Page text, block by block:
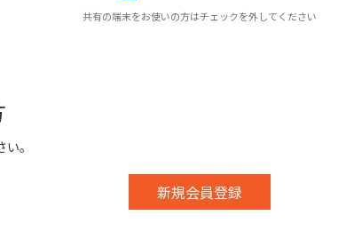
共有の端末をお使いの方はチェックを外してください
。